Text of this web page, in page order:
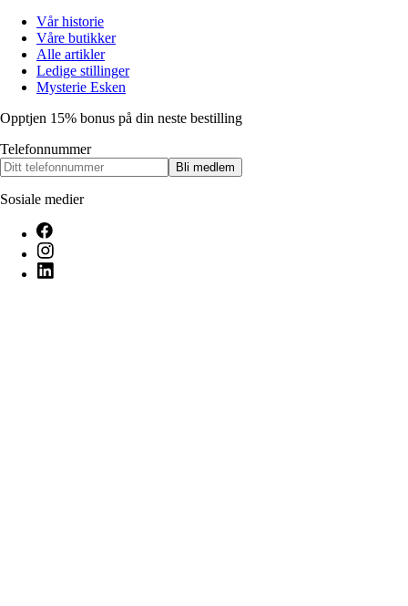
Vår historie
Våre butikker
Alle artikler
Ledige stillinger
Mysterie Esken
Opptjen 15% bonus på din neste bestilling
Telefonnummer
Bli medlem
Sosiale medier